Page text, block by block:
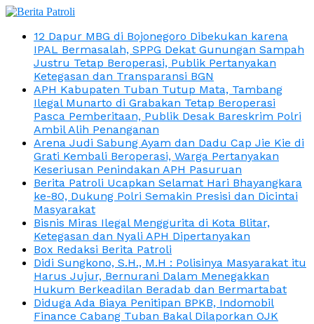
12 Dapur MBG di Bojonegoro Dibekukan karena
IPAL Bermasalah, SPPG Dekat Gunungan Sampah
Justru Tetap Beroperasi, Publik Pertanyakan
Ketegasan dan Transparansi BGN
APH Kabupaten Tuban Tutup Mata, Tambang
Ilegal Munarto di Grabakan Tetap Beroperasi
Pasca Pemberitaan, Publik Desak Bareskrim Polri
Ambil Alih Penanganan
Arena Judi Sabung Ayam dan Dadu Cap Jie Kie di
Grati Kembali Beroperasi, Warga Pertanyakan
Keseriusan Penindakan APH Pasuruan
Berita Patroli Ucapkan Selamat Hari Bhayangkara
ke-80, Dukung Polri Semakin Presisi dan Dicintai
Masyarakat
Bisnis Miras Ilegal Menggurita di Kota Blitar,
Ketegasan dan Nyali APH Dipertanyakan
Box Redaksi Berita Patroli
Didi Sungkono, S.H., M.H : Polisinya Masyarakat itu
Harus Jujur, Bernurani Dalam Menegakkan
Hukum Berkeadilan Beradab dan Bermartabat
Diduga Ada Biaya Penitipan BPKB, Indomobil
Finance Cabang Tuban Bakal Dilaporkan OJK